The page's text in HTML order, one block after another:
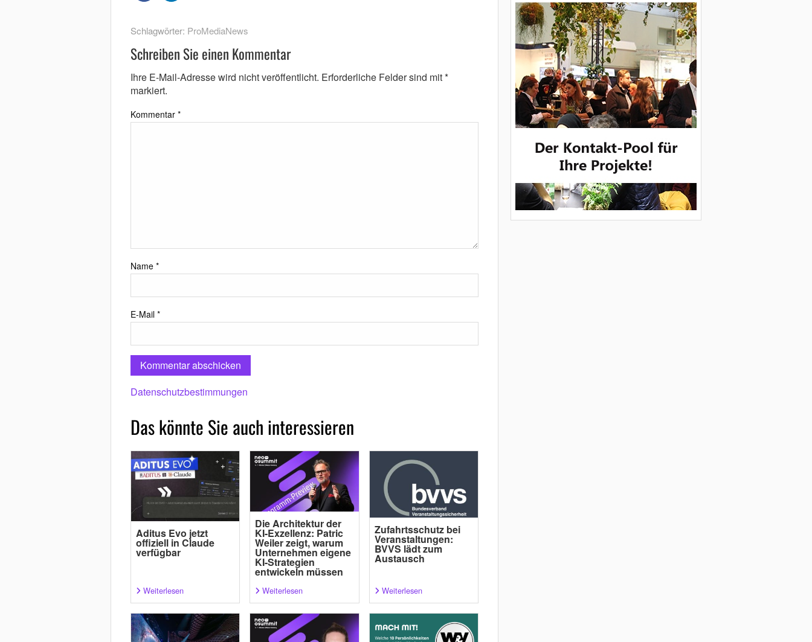
Schlagwörter: ProMediaNews
Schreiben Sie einen Kommentar
Ihre E-Mail-Adresse wird nicht veröffentlicht. Erforderliche Felder sind mit*
markiert.
Kommentar *
Name *
E-Mail *
Datenschutzbestimmungen
Das könnte Sie auch interessieren
Aditus Evo jetzt
offiziell in Claude
verfügbar
Weiterlesen
Die Architektur der
KI-Exzellenz: Patric
Weiler zeigt, warum
Unternehmen eigene
KI-Strategien
entwickeln müssen
Weiterlesen
Zufahrtsschutz bei
Veranstaltungen:
BVVS lädt zum
Austausch
Weiterlesen